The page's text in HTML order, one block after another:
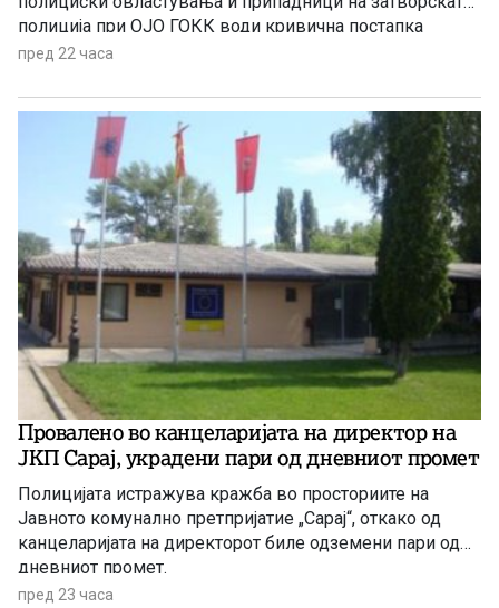
полиција при ОЈО ГОКК води кривична постапка
против полициски службеник од Одделението за
Скопје, поради постоење основано сомнение дека
сторил продолжено кривично дело Злоупотреба на
службената положба и овластување.
пред 22 часа
Провалено во канцеларијата на директор на
ЈКП Сарај, украдени пари од дневниот промет
Полицијата истражува кражба во просториите на
Јавното комунално претпријатие „Сарај“, откако од
канцеларијата на директорот биле одземени пари од
дневниот промет.
пред 23 часа